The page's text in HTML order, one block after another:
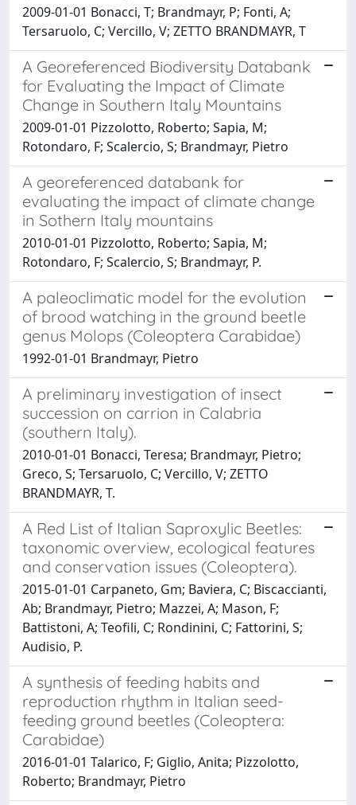
2009-01-01 Bonacci, T; Brandmayr, P; Fonti, A;
Tersaruolo, C; Vercillo, V; ZETTO BRANDMAYR, T
A Georeferenced Biodiversity Databank
for Evaluating the Impact of Climate
Change in Southern Italy Mountains
2009-01-01 Pizzolotto, Roberto; Sapia, M;
Rotondaro, F; Scalercio, S; Brandmayr, Pietro
A georeferenced databank for
evaluating the impact of climate change
in Sothern Italy mountains
2010-01-01 Pizzolotto, Roberto; Sapia, M;
Rotondaro, F; Scalercio, S; Brandmayr, P.
A paleoclimatic model for the evolution
of brood watching in the ground beetle
genus Molops (Coleoptera Carabidae)
1992-01-01 Brandmayr, Pietro
A preliminary investigation of insect
succession on carrion in Calabria
(southern Italy).
2010-01-01 Bonacci, Teresa; Brandmayr, Pietro;
Greco, S; Tersaruolo, C; Vercillo, V; ZETTO
BRANDMAYR, T.
A Red List of Italian Saproxylic Beetles:
taxonomic overview, ecological features
and conservation issues (Coleoptera).
2015-01-01 Carpaneto, Gm; Baviera, C; Biscaccianti,
Ab; Brandmayr, Pietro; Mazzei, A; Mason, F;
Battistoni, A; Teofili, C; Rondinini, C; Fattorini, S;
Audisio, P.
A synthesis of feeding habits and
reproduction rhythm in Italian seed-
feeding ground beetles (Coleoptera:
Carabidae)
2016-01-01 Talarico, F; Giglio, Anita; Pizzolotto,
Roberto; Brandmayr, Pietro